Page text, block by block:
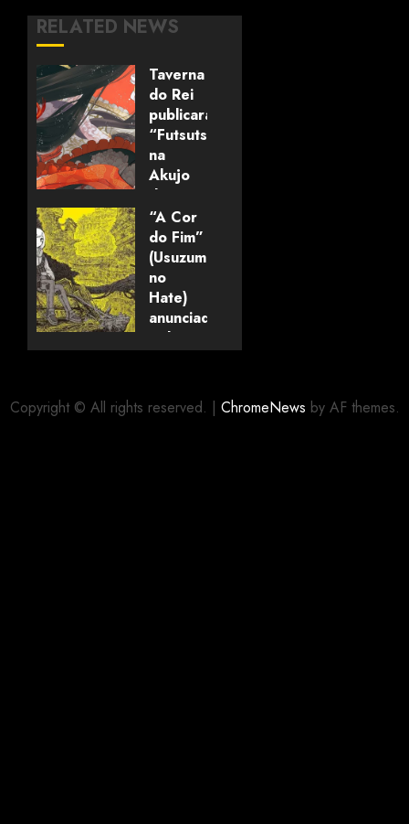
RELATED NEWS
Taverna
do Rei
publicará
“Futsutsuka
na
Akujo
dewa
Gozaimasu
ga”
(mangá)
05/08/2026
0
“A Cor
do Fim”
(Usuzumi
no
Hate)
anunciado
pela
Copyright © All rights reserved. | ChromeNews by AF themes.